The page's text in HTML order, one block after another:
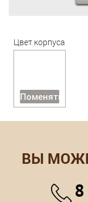
Цвет корпуса
Поменять
ВЫ